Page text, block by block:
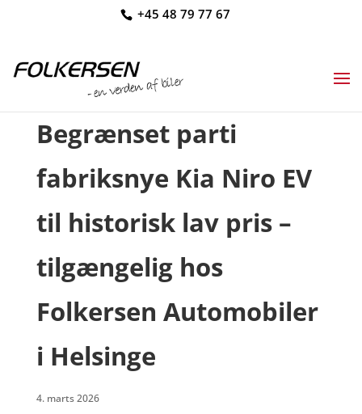
+45 48 79 77 67
Begrænset parti
fabriksnye Kia Niro EV
til historisk lav pris –
tilgængelig hos
Folkersen Automobiler
i Helsinge
4. marts 2026